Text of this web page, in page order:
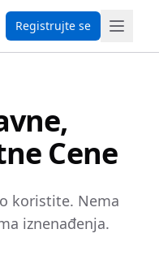
Registrujte se
Cene
koristite. Nema
iznenađenja.